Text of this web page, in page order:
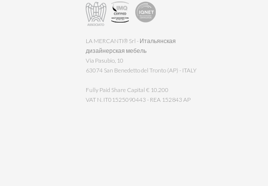
LA MERCANTI® Srl - Итальянская
дизайнерская мебель
Via Pasubio, 10
63074 San Benedetto del Tronto (AP) - ITALY
Fully Paid Share Capital € 10.200
VAT N. IT01525090443 - REA 152843 AP